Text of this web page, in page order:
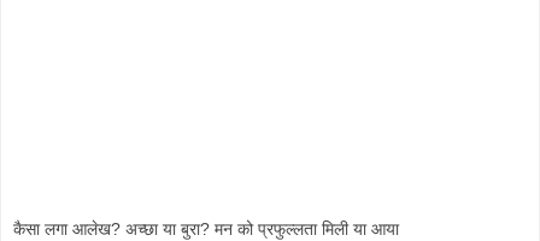
कैसा लगा आलेख? अच्छा या बुरा? मन को प्रफुल्लता मिली या आया